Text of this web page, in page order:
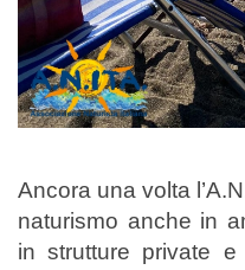
Ancora una volta
naturismo anche in
in strutture private e